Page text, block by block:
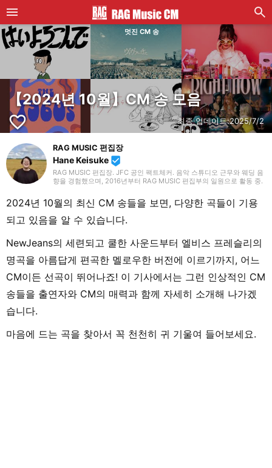
멋진 CM 송
【2024년 10월】CM 송 모음
favorite_border 최종 업데이트:2025/7/2
RAG MUSIC 편집장
Hane Keisuke beenhere
RAG MUSIC 편집장. JFC 공인 팩트체커. 음악 스튜디오 근무와 웨딩 음
향을 경험했으며, 2016년부터 RAG MUSIC 편집부의 일원으로 활동 중.
후에는 밴드에서 드럼 등 다양한 악기를 경험. 각종 곡 소개 글을 비롯해,
각지의 음악 페스티벌 소개 기사와 라이브 리포트 등, 자신의 음악 활동
과 지금까지의 업무로 쌓아 온 경험을 바탕으로 매일 기사를 제작하고 있
습니다. 음악은 국내외 록은 물론, 최근에는 J-POP도 폭넓게 즐겨 듣습
2024년 10월의 최신 CM 송들을 보면, 다양한 곡들이 기용
되고 있음을 알 수 있습니다.
NewJeans의 세련되고 쿨한 사운드부터 엘비스 프레슬리의
명곡을 아름답게 편곡한 멜로우한 버전에 이르기까지, 어느
CM이든 선곡이 뛰어나죠! 이 기사에서는 그런 인상적인 CM
송들을 출연자와 CM의 매력과 함께 자세히 소개해 나가겠
습니다.
마음에 드는 곡을 찾아서 꼭 천천히 귀 기울여 들어보세요.